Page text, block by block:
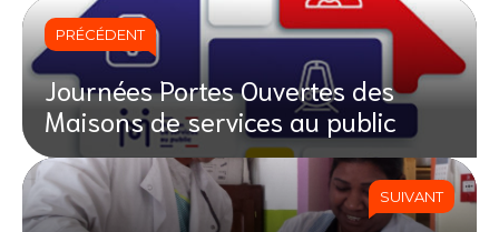
PRÉCÉDENT
Journées Portes Ouvertes des
Maisons de services au public
SUIVANT